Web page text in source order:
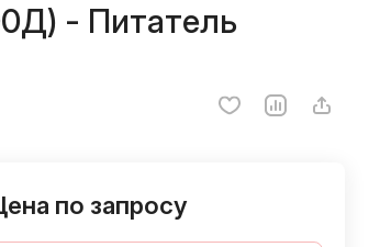
- Питатель
по запросу